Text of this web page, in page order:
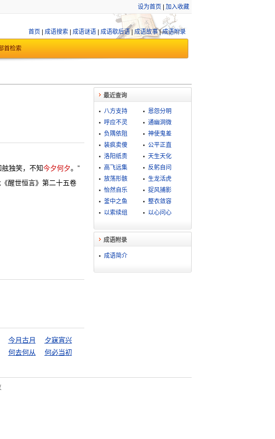
设为首页 加入收藏
首页 成语搜索| 成语谜语| 成语歇后语| 成语故事|成语附录
首检索
舷独笑，不知今夕何夕。”
醒世恒言》第二十五卷
今月古月
夕寐宵兴
何去何从
何必当初
最近查询
八方支持
恩怨分明
呼应不灵
通幽洞微
负隅依阻
神使鬼差
装疯卖傻
公平正直
洛阳纸贵
天生天化
高飞远集
反躬自问
放荡形骸
生龙活虎
怡然自乐
捉风捕影
釜中之鱼
整衣敛容
以索续组
以心问心
成语附录
成语简介